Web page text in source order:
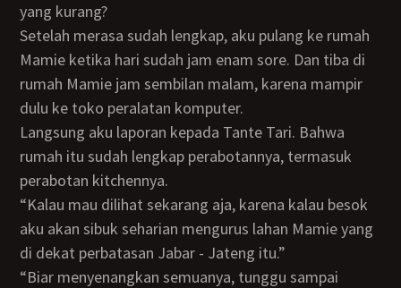
yang kurang?
Setelah merasa sudah lengkap, aku pulang ke rumah
Mamie ketika hari sudah jam enam sore. Dan tiba di
rumah Mamie jam sembilan malam, karena mampir
dulu ke toko peralatan komputer.
Langsung aku laporan kepada Tante Tari. Bahwa
rumah itu sudah lengkap perabotannya, termasuk
perabotan kitchennya.
“Kalau mau dilihat sekarang aja, karena kalau besok
aku akan sibuk seharian mengurus lahan Mamie yang
di dekat perbatasan Jabar - Jateng itu.”
“Biar menyenangkan semuanya, tunggu sampai